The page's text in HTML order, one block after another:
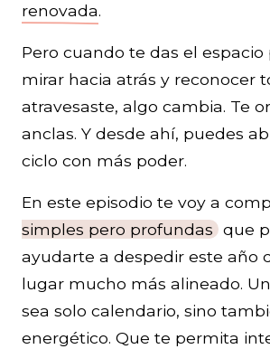
renovada.
Pero cuando te das el espacio
mirar hacia atrás y reconocer
atravesaste, algo cambia. Te
anclas. Y desde ahí, puedes
ciclo con más poder.
En este episodio te voy a
simples pero profundas que
ayudarte a despedir este año
lugar mucho más alineado.
sea solo calendario, sino
energético. Que te permita